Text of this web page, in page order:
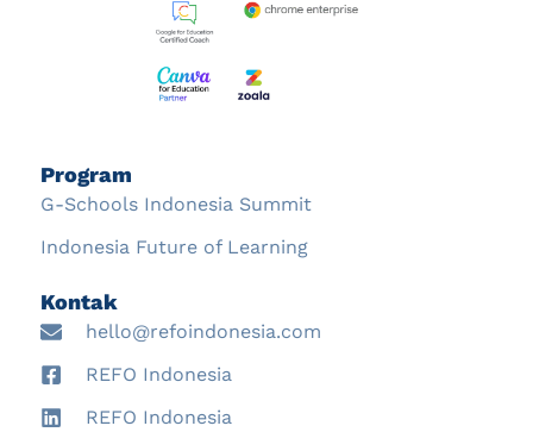
Program
G-Schools Indonesia Summit
Indonesia Future of Learning
Kontak
hello@refoindonesia.com
REFO Indonesia
REFO Indonesia